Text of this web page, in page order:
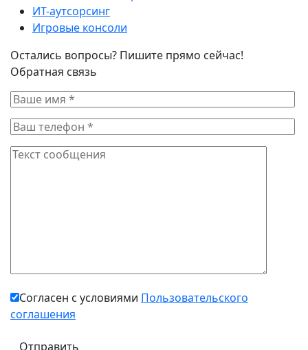
ИТ-аутсорсинг
Игровые консоли
Остались вопросы? Пишите прямо сейчас!
Обратная связь
Согласен с условиями Пользовательского
соглашения